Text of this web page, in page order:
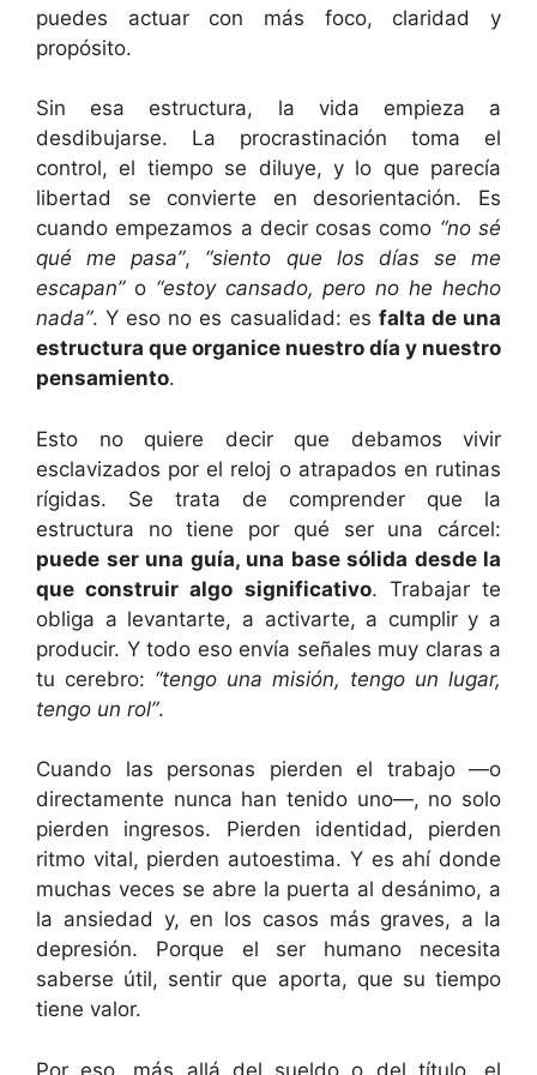
puedes actuar con más foco, claridad y
propósito.
Sin esa estructura, la vida empieza a
desdibujarse. La procrastinación toma el
control, el tiempo se diluye, y lo que parecía
libertad se convierte en desorientación. Es
cuando empezamos a decir cosas como “no sé
qué me pasa”, “siento que los días se me
escapan”o “estoy cansado, pero no he hecho
nada”. Y eso no es casualidad: es falta de una
estructura que organice nuestro día y nuestro
pensamiento.
Esto no quiere decir que debamos vivir
esclavizados por el reloj o atrapados en rutinas
rígidas. Se trata de comprender que la
estructura no tiene por qué ser una cárcel:
puede ser una guía, una base sólida desde la
que construir algo significativo. Trabajar te
obliga a levantarte, a activarte, a cumplir y a
producir. Y todo eso envía señales muy claras a
tu cerebro: “tengo una misión, tengo un lugar,
tengo un rol”.
Cuando las personas pierden el trabajo —o
directamente nunca han tenido uno—, no solo
pierden ingresos. Pierden identidad, pierden
ritmo vital, pierden autoestima. Y es ahí donde
muchas veces se abre la puerta al desánimo, a
la ansiedad y, en los casos más graves, a la
depresión. Porque el ser humano necesita
saberse útil, sentir que aporta, que su tiempo
tiene valor.
Por eso, más allá del sueldo o del título, el